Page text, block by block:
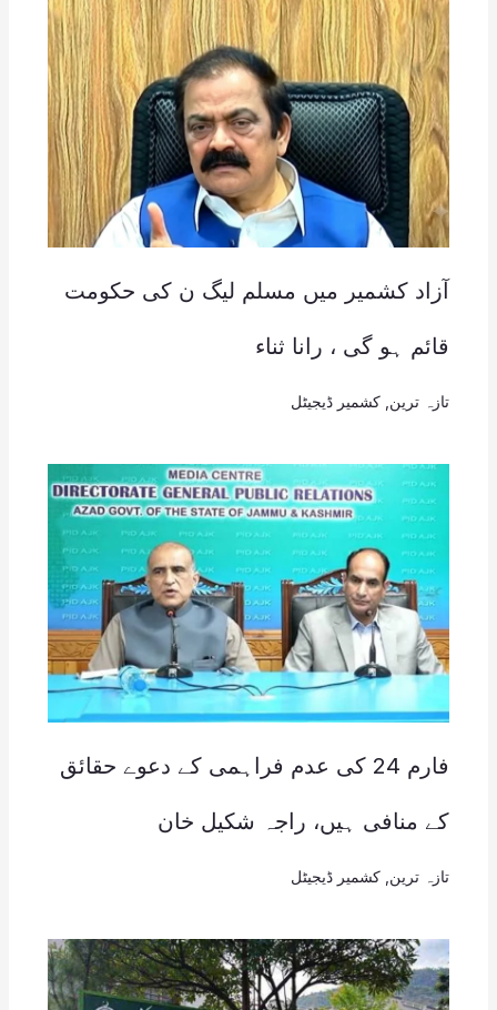
آزاد کشمیر میں مسلم لیگ ن کی حکومت
قائم ہو گی ، رانا ثناء
تازہ ترین کشمیر ڈیجیٹل
فارم 24 کی عدم فراہمی کے دعوے حقائق
کے منافی ہیں، راجہ شکیل خان
تازہ ترین کشمیر ڈیجیٹل